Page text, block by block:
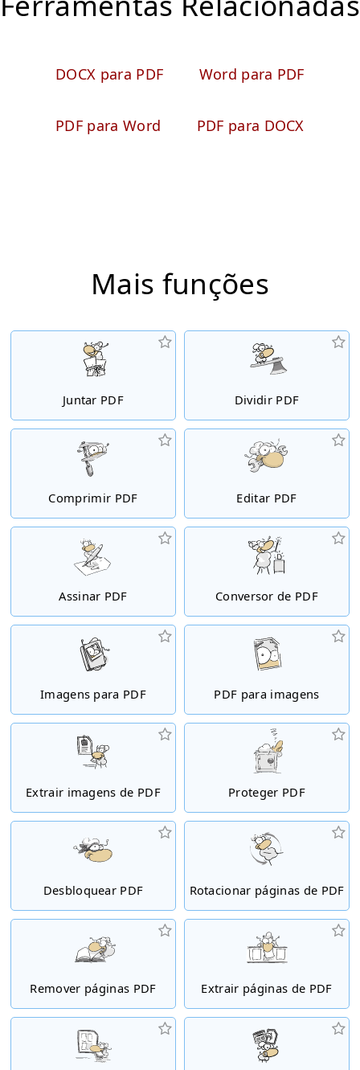
DOCX para PDF Word para PDF
PDF para Word PDF para DOCX
Mais funções
Juntar PDF Dividir PDF
Comprimir PDF Editar PDF
Assinar PDF Conversor de PDF
Imagens para PDF PDF para imagens
Extrair imagens de PDF Proteger PDF
Desbloquear PDF Rotacionar páginas de PDF
Remover páginas PDF Extrair páginas de PDF